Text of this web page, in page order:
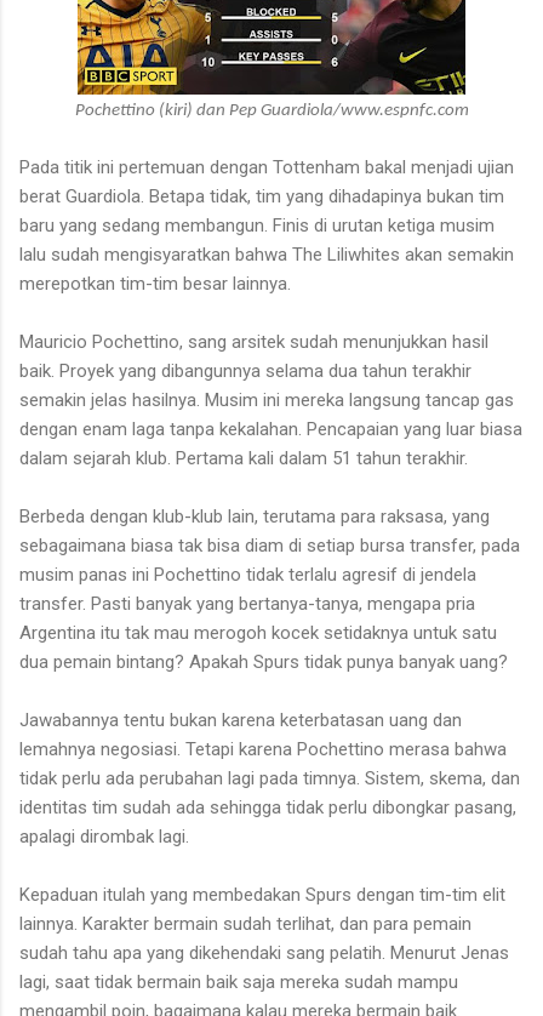
Pochettino (kiri) dan Pep Guardiola/www.espnfc.com
Pada titik ini pertemuan dengan Tottenham bakal menjadi ujian
berat Guardiola. Betapa tidak, tim yang dihadapinya bukan tim
baru yang sedang membangun. Finis di urutan ketiga musim
lalu sudah mengisyaratkan bahwa The Liliwhites akan semakin
merepotkan tim-tim besar lainnya.
Mauricio Pochettino, sang arsitek sudah menunjukkan hasil
baik. Proyek yang dibangunnya selama dua tahun terakhir
semakin jelas hasilnya. Musim ini mereka langsung tancap gas
dengan enam laga tanpa kekalahan. Pencapaian yang luar biasa
dalam sejarah klub. Pertama kali dalam 51 tahun terakhir.
Berbeda dengan klub-klub lain, terutama para raksasa, yang
sebagaimana biasa tak bisa diam di setiap bursa transfer, pada
musim panas ini Pochettino tidak terlalu agresif di jendela
transfer. Pasti banyak yang bertanya-tanya, mengapa pria
Argentina itu tak mau merogoh kocek setidaknya untuk satu
dua pemain bintang? Apakah Spurs tidak punya banyak uang?
Jawabannya tentu bukan karena keterbatasan uang dan
lemahnya negosiasi. Tetapi karena Pochettino merasa bahwa
tidak perlu ada perubahan lagi pada timnya. Sistem, skema, dan
identitas tim sudah ada sehingga tidak perlu dibongkar pasang,
apalagi dirombak lagi.
Kepaduan itulah yang membedakan Spurs dengan tim-tim elit
lainnya. Karakter bermain sudah terlihat, dan para pemain
sudah tahu apa yang dikehendaki sang pelatih. Menurut Jenas
lagi, saat tidak bermain baik saja mereka sudah mampu
mengambil poin, bagaimana kalau mereka bermain baik.